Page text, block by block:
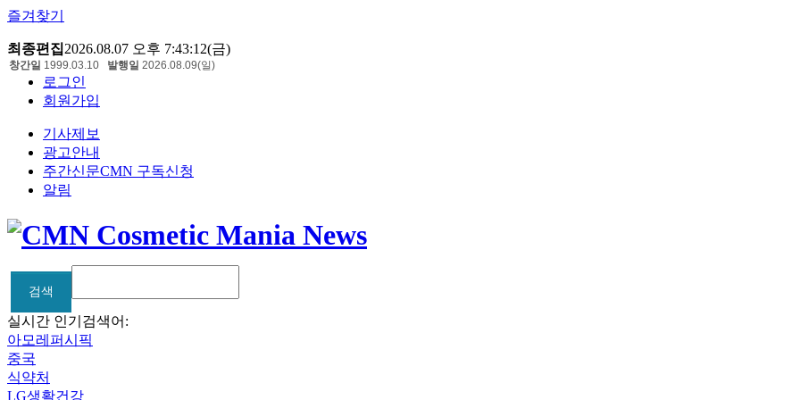
즐겨찾기
최종편집2026.08.07 오후 7:43:12(금)
로그인
회원가입
기사제보
광고안내
주간신문CMN 구독신청
알림
창간일 1999.03.10 발행일 2026.08.09(일)
검색
검색
실시간 인기검색어:
아모레퍼시픽
중국
식약처
LG생활건강